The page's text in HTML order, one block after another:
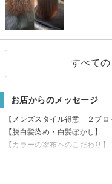
すべて
お店からのメッセージ
【メンズスタイル得意 ２ブロ
【脱白髪染め・白髪ぼかし】
【カラーの塗布へのこだわり】
（老化）をカラーをすることか